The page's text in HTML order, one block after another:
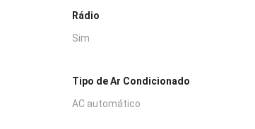
Rádio
Sim
Tipo de Ar Condicionado
AC automático